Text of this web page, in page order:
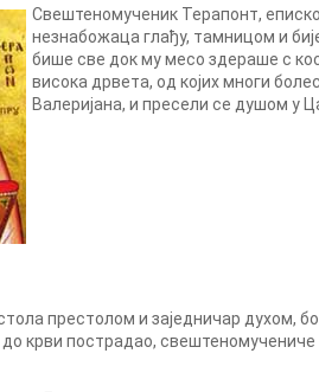
Свештеномученик Терапонт,
незнабожаца глађу, тамницом и
бише све док му месо здераше с
висока дрвета, од којих многи
Валеријана, и пресели се душом у
престолом и заједничар духом,
крви пострадао,